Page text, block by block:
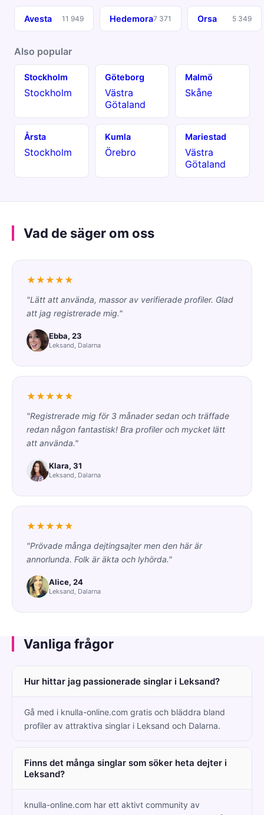
Avesta 11 949 Hedemora7 371 Orsa 5 349
Also popular
Stockholm
Stockholm
Göteborg
Västra
Götaland
Malmö
Skåne
Årsta
Stockholm
Kumla
Örebro
Mariestad
Västra
Götaland
Vad de säger om oss
★★★★★
"Lätt att använda, massor av verifierade profiler. Glad
att jag registrerade mig."
Ebba, 23
Leksand, Dalarna
★★★★★
"Registrerade mig för 3 månader sedan och träffade
redan någon fantastisk! Bra profiler och mycket lätt
att använda."
Klara, 31
Leksand, Dalarna
★★★★★
"Prövade många dejtingsajter men den här är
annorlunda. Folk är äkta och lyhörda."
Alice, 24
Leksand, Dalarna
Vanliga frågor
Hur hittar jag passionerade singlar i Leksand?
Gå med i knulla-online.com gratis och bläddra bland
profiler av attraktiva singlar i Leksand och Dalarna.
Finns det många singlar som söker heta dejter i
Leksand?
knulla-online.com har ett aktivt community av